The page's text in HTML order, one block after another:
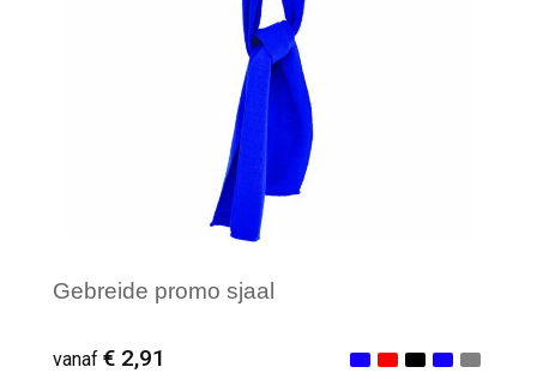
Gebreide promo sjaal
vanaf € 2,91